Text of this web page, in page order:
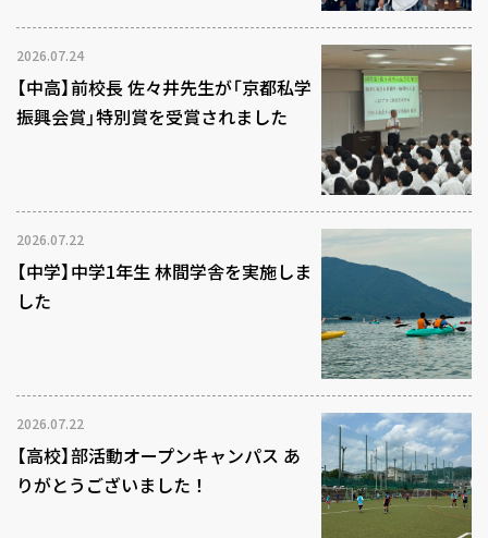
2026.07.24
【中高】前校長 佐々井先生が「京都私学
振興会賞」特別賞を受賞されました
2026.07.22
【中学】中学1年生 林間学舎を実施しま
した
2026.07.22
【高校】部活動オープンキャンパス あ
りがとうございました！